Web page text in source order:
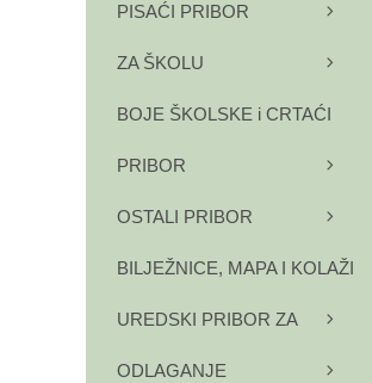
PISAĆI PRIBOR
ZA ŠKOLU
BOJE ŠKOLSKE i CRTAĆI
PRIBOR
OSTALI PRIBOR
BILJEŽNICE, MAPA I KOLAŽI
UREDSKI PRIBOR ZA
ODLAGANJE